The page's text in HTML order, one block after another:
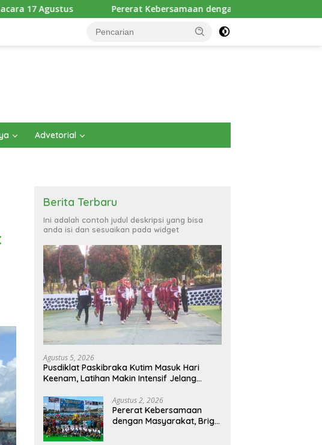
Kebersamaan dengan Masyarakat, Brigif TP 32 Mangkalihat Gelar
Advetorial
Berita Terbaru
Ini adalah contoh judul deskripsi yang bisa
anda isi dan sesuaikan pada widget
Agustus 5, 2026
Pusdiklat Paskibraka Kutim Masuk Hari
Keenam, Latihan Makin Intensif Jelang
Agustus 2, 2026
Pererat Kebersamaan
dengan Masyarakat, Brigif